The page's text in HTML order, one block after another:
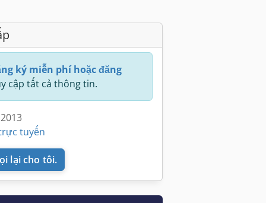
ký miễn phí hoặc đăng
cập tất cả thông tin.
tuyến
lại cho tôi.